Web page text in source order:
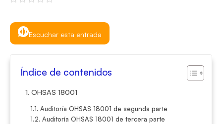
Escuchar esta entrada
Índice de contenidos
OHSAS 18001
Auditoría OHSAS 18001 de segunda parte
Auditoría OHSAS 18001 de tercera parte